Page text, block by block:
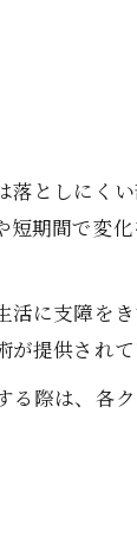
としにく
期間で変
活に支障を
提供されて
際は、各